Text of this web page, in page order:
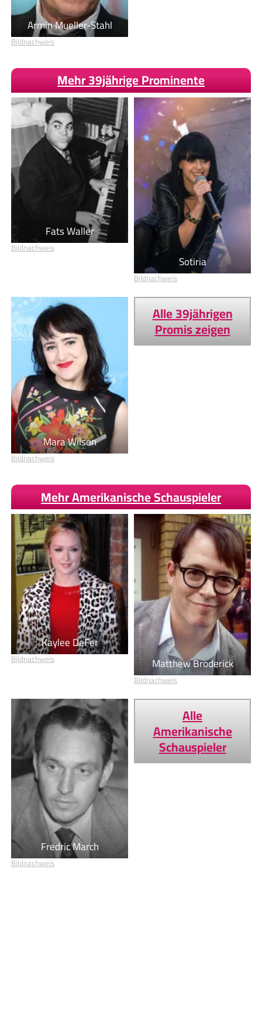
Armin Mueller-Stahl
Bildnachweis
Mehr 39jährige Prominente
Fats Waller
Bildnachweis
Sotiria
Bildnachweis
Mara Wilson
Bildnachweis
Alle 39jährigen
Promis zeigen
Mehr Amerikanische Schauspieler
Kaylee DeFer
Bildnachweis Matthew Broderick
Bildnachweis
Fredric March
Bildnachweis
Alle
Amerikanische
Schauspieler